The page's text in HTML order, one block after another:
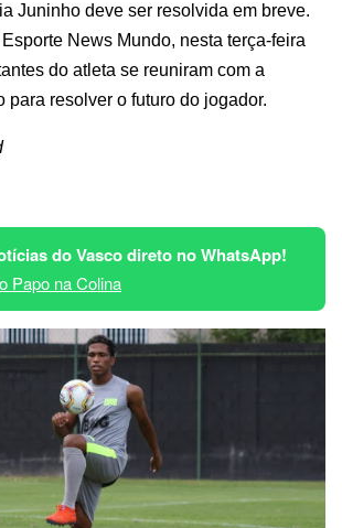
Juninho deve ser resolvida em breve.
News Mundo, nesta terça-feira
do atleta se reuniram com a
para resolver o futuro do jogador.
do Vasco direto no WhatsApp!
Papo na Colina